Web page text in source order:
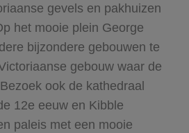
gevels en pakhuizen
het mooie plein George
bijzondere gebouwen te
gebouw waar de
ook de kathedraal
12e eeuw en Kibble
paleis met een mooie